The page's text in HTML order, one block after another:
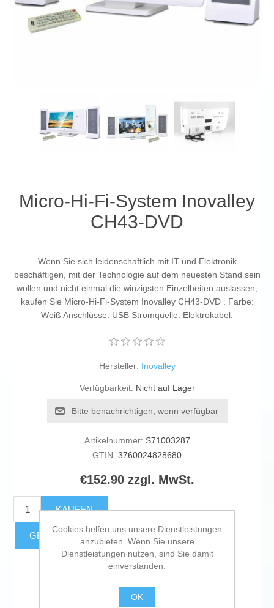
Micro-Hi-Fi-System Inovalley
CH43-DVD
Wenn Sie sich leidenschaftlich mit IT und Elektronik
beschäftigen, mit der Technologie auf dem neuesten Stand sein
wollen und nicht einmal die winzigsten Einzelheiten auslassen,
kaufen Sie Micro-Hi-Fi-System Inovalley CH43-DVD . Farbe:
Weiß Anschlüsse: USB Stromquelle: Elektrokabel.
Hersteller: Inovalley
Verfügbarkeit: Nicht auf Lager
Bitte benachrichtigen, wenn verfügbar
Artikelnummer: S71003287
GTIN: 3760024828680
€152.90 zzgl. MwSt.
KAUFEN
GESCHÄTZTE FRACHTKOSTEN
Cookies helfen uns unsere Dienstleistungen
anzubieten. Wenn Sie unsere
Dienstleistungen nutzen, sind Sie damit
einverstanden.
OK